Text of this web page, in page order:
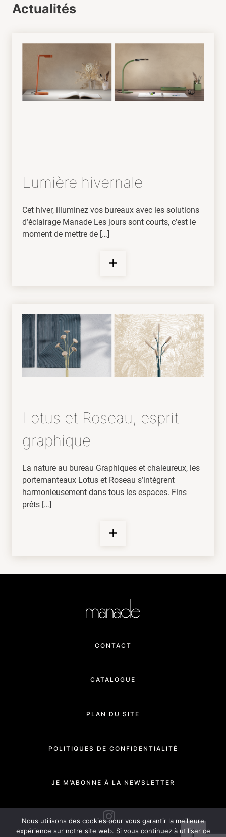
Actualités
Lumière hivernale
Cet hiver, illuminez vos bureaux avec les solutions
d’éclairage Manade Les jours sont courts, c’est le
moment de mettre de […]
Lotus et Roseau, esprit
graphique
La nature au bureau Graphiques et chaleureux, les
portemanteaux Lotus et Roseau s’intègrent
harmonieusement dans tous les espaces. Fins
prêts […]
CONTACT
CATALOGUE
PLAN DU SITE
POLITIQUES DE CONFIDENTIALITÉ
JE M’ABONNE À LA NEWSLETTER
Nous utilisons des cookies pour vous garantir la meilleure
expérience sur notre site web. Si vous continuez à utiliser ce